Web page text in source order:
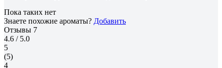
Пока таких нет
Знаете похожие ароматы? Добавить
Отзывы 7
4.6 / 5.0
5
(5)
4